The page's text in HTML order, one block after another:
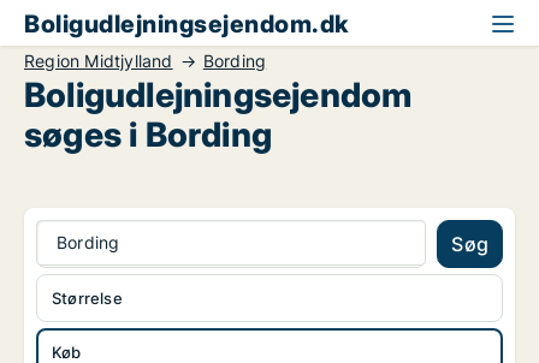
Boligudlejningsejendom.dk
Region Midtjylland Bording
Boligudlejningsejendom
søges i Bording
Bording Søg
Køb
Størrelse